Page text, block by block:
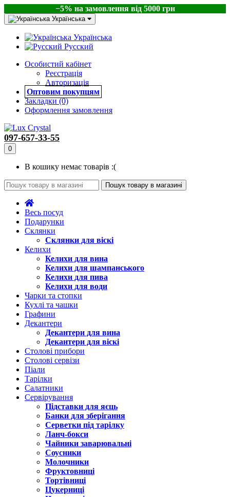
−5% на замовлення від 5000 грн
Українська
Українська
Русский
Особистий кабінет
Реєстрація
Авторизація
Оптовим покупцям
Закладки (0)
Оформлення замовлення
097-657-33-55
0
В кошику немає товарів :(
Пошук товару в магазині
Весь посуд
Подарунки
Склянки
Склянки для віскі
Келихи
Келихи для вина
Келихи для шампанського
Келихи для пива
Келихи для води
Чарки та стопки
Кухлі та чашки
Графини
Декантери
Декантери для вина
Декантери для віскі
Столові прибори
Столові сервізи
Піали
Тарілки
Салатники
Сервірування
Підставки для яєць
Банки для зберігання
Серветки під тарілку
Ланч-бокси
Чайники заварювальні
Соусники
Молочники
Фруктовниці
Тортівниці
Цукерниці